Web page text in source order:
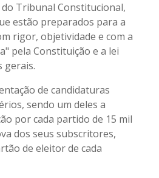
Tribunal Constitucional,
estão preparados para a
rigor, objetividade e com a
pela Constituição e a lei
gerais.
de candidaturas
sendo um deles a
por cada partido de 15 mil
dos seus subscritores,
de eleitor de cada